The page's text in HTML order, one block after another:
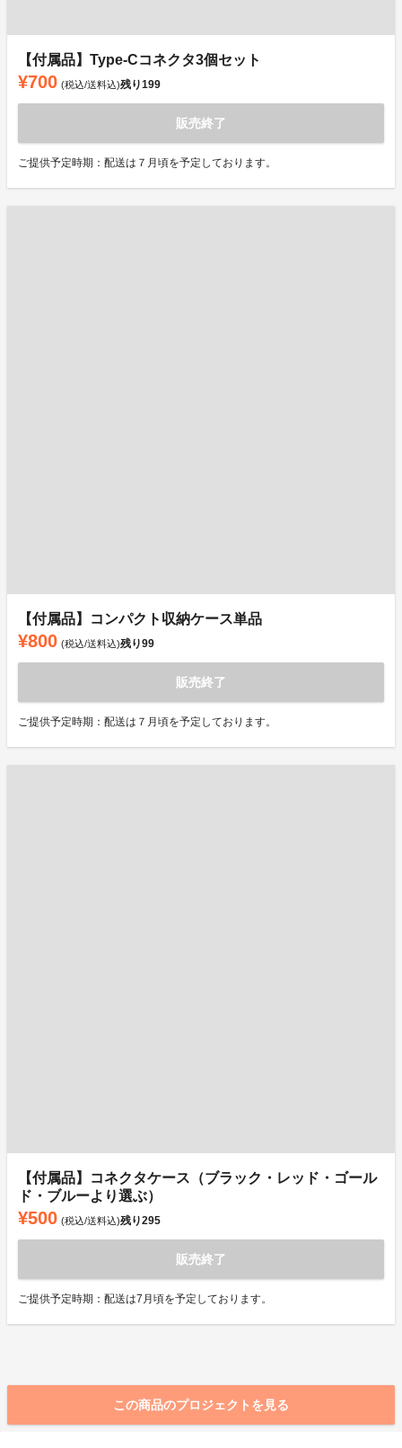
【付属品】Type-Cコネクタ3個セット
¥700 (税込/送料込)残り199
販売終了
ご提供予定時期：配送は７月頃を予定しております。
【付属品】コンパクト収納ケース単品
¥800 (税込/送料込)残り99
販売終了
ご提供予定時期：配送は７月頃を予定しております。
【付属品】コネクタケース（ブラック・レッド・ゴール
ド・ブルーより選ぶ）
¥500 (税込/送料込)残り295
販売終了
ご提供予定時期：配送は7月頃を予定しております。
この商品のプロジェクトを見る